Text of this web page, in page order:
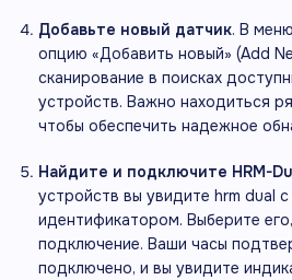
Добавьте новый датчик. В
опцию «Добавить новый» (Add
сканирование в поисках
устройств. Важно находиться
чтобы обеспечить надежное
Найдите и подключите HRM-
устройств вы увидите hrm dual
идентификатором. Выберите
подключение. Ваши часы
подключено, и вы увидите